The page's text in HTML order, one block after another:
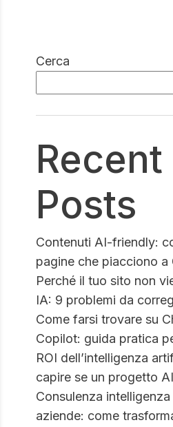
Cerca
Recent
Posts
Contenuti AI-friendly:
pagine che piacciono a
Perché il tuo sito non
IA: 9 problemi da
Come farsi trovare su
Copilot: guida pratica
ROI dell’intelligenza
capire se un progetto
Consulenza
aziende: come